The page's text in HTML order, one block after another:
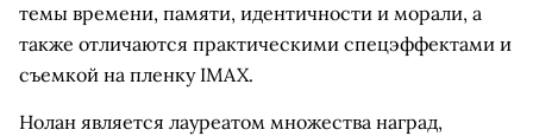
темы времени, памяти, идентичности и морали, а
также отличаются практическими спецэффектами и
съемкой на пленку IMAX.
Нолан является лауреатом множества наград,